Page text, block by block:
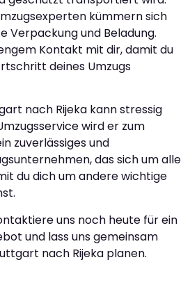
kümmern sich
Verpackung und Beladung.
Kontakt mit dir, damit du
deines Umzugs
nach Rijeka kann stressig
wird er zum
zuverlässiges und
das sich um alle
du dich um andere wichtige
uns noch heute für ein
und lass uns gemeinsam
nach Rijeka planen.